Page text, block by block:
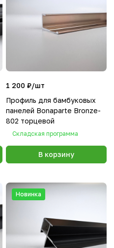
1 200 ₽/шт
Профиль для бамбуковых
панелей Bonaparte Bronze-
802 торцевой
Складская программа
В корзину
Новинка